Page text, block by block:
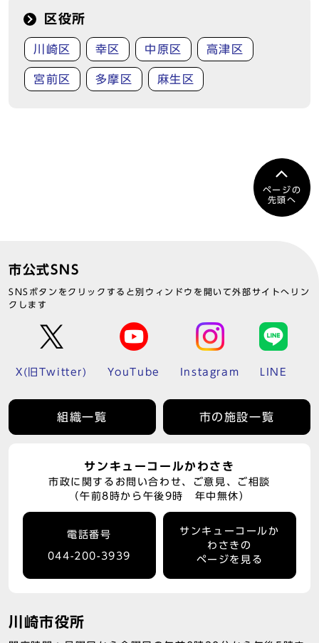
区役所
川崎区 幸区 中原区 高津区
宮前区 多摩区 麻生区
ページの
先頭へ
市公式SNS
SNSボタンをクリックすると別ウィンドウを開いて外部サイトへリン
クします
X(旧Twitter) YouTube Instagram LINE
組織一覧 市の施設一覧
サンキューコールかわさき
市政に関するお問い合わせ、ご意見、ご相談
（午前8時から午後9時 年中無休）
電話番号
044-200-3939
サンキューコールか
わさきの
ページを見る
川崎市役所